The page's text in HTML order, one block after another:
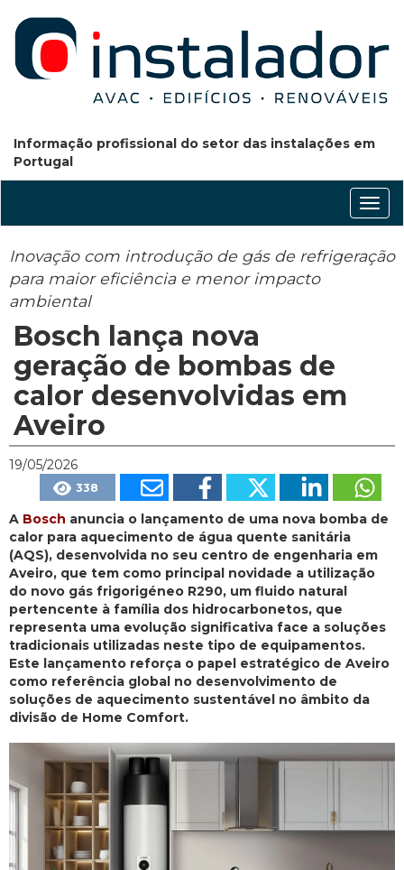
Informação profissional do setor das instalações em
Portugal
Inovação com introdução de gás de refrigeração
para maior eficiência e menor impacto
ambiental
Bosch lança nova
geração de bombas de
calor desenvolvidas em
Aveiro
19/05/2026
338
A Bosch anuncia o lançamento de uma nova bomba de
calor para aquecimento de água quente sanitária
(AQS), desenvolvida no seu centro de engenharia em
Aveiro, que tem como principal novidade a utilização
do novo gás frigorigéneo R290, um fluido natural
pertencente à família dos hidrocarbonetos, que
representa uma evolução significativa face a soluções
tradicionais utilizadas neste tipo de equipamentos.
Este lançamento reforça o papel estratégico de Aveiro
como referência global no desenvolvimento de
soluções de aquecimento sustentável no âmbito da
divisão de Home Comfort.